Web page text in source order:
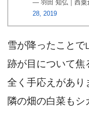
— 羽田 知弘｜西粟
28, 2019
雪が降ったことで
跡が目について焦
全く手応えがあり
隣の畑の白菜もシ